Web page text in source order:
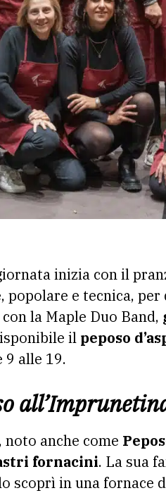
inizia con il
popolare e tecnica,
la Maple Duo Band,
il peposo
9 alle 19.
, noto anche come
fornacini. La sua
scoprì in una fornace